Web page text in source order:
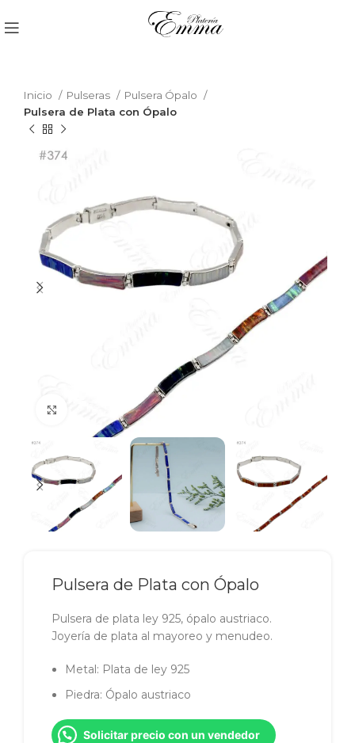
Inicio Pulseras
Pulsera Ópalo
Pulsera de Plata con Ópalo
Click to enlarge
Pulsera de Plata con Ópalo
Pulsera de plata ley 925, ópalo austriaco.
Joyería de plata al mayoreo y menudeo.
Metal: Plata de ley 925
Piedra: Ópalo austriaco
Solicitar precio con un vendedor